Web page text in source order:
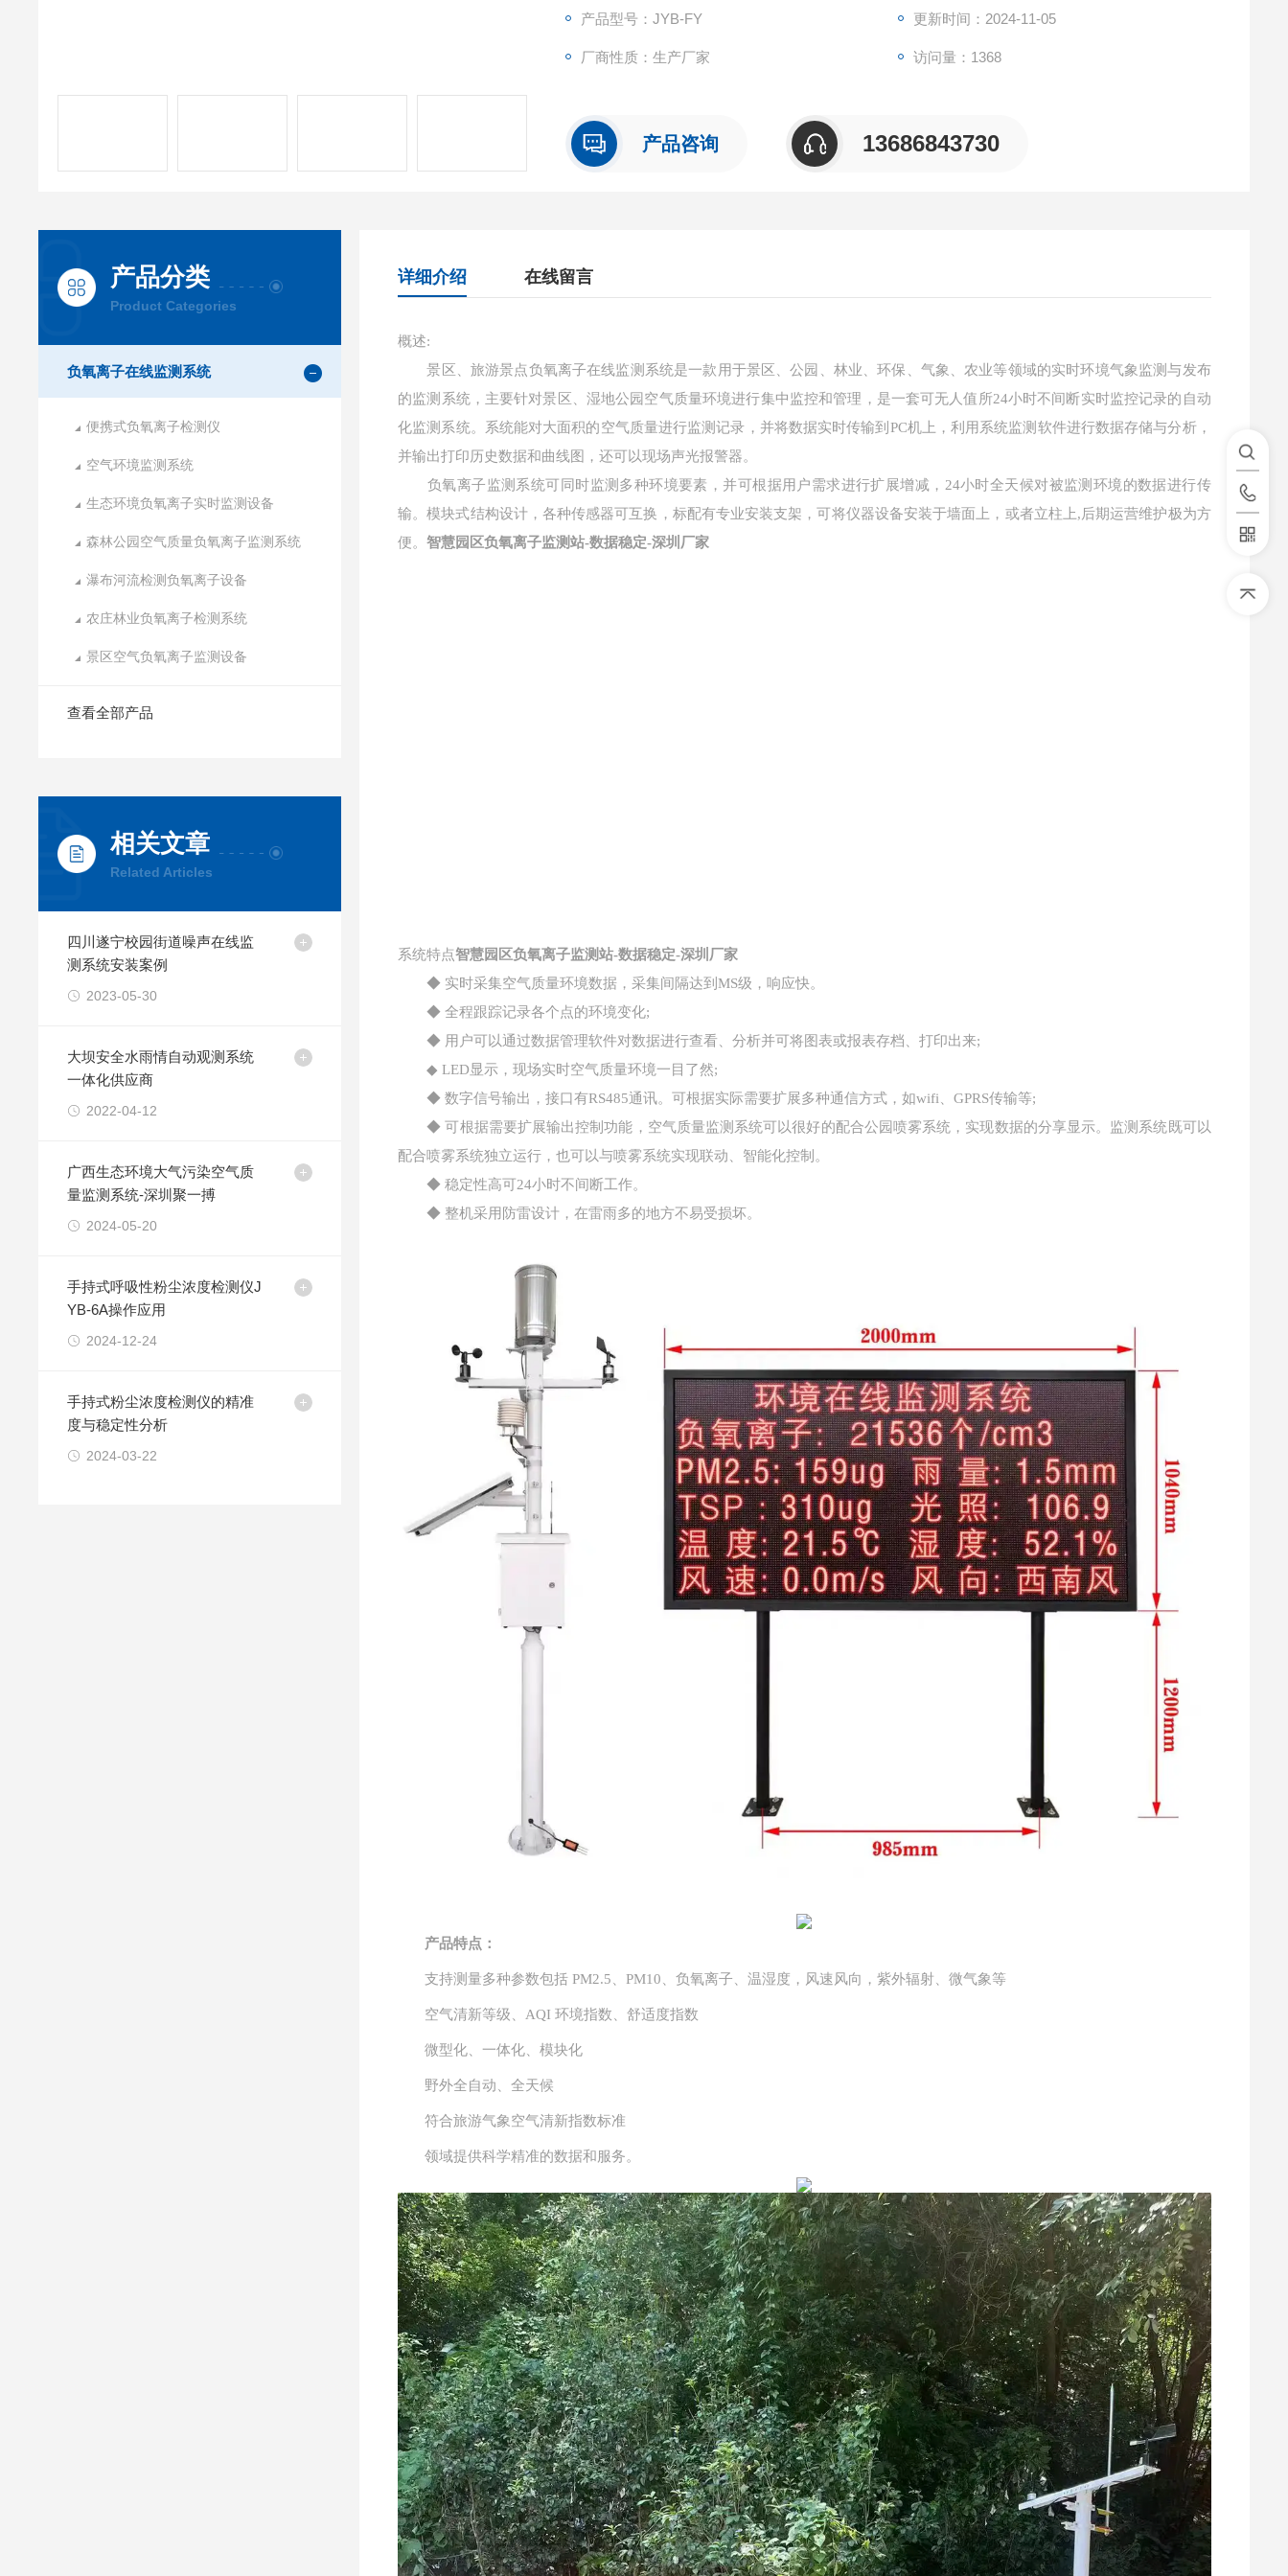
产品型号：JYB-FY 更新时间：2024-11-05
厂商性质：生产厂家 访问量：1368
产品咨询 13686843730
产品分类
Product Categories
负氧离子在线监测系统
便携式负氧离子检测仪
空气环境监测系统
生态环境负氧离子实时监测设备
森林公园空气质量负氧离子监测系统
瀑布河流检测负氧离子设备
农庄林业负氧离子检测系统
景区空气负氧离子监测设备
查看全部产品
相关文章
Related Articles
四川遂宁校园街道噪声在线监
测系统安装案例
2023-05-30
大坝安全水雨情自动观测系统
一体化供应商
2022-04-12
广西生态环境大气污染空气质
量监测系统-深圳聚一搏
2024-05-20
手持式呼吸性粉尘浓度检测仪J
YB-6A操作应用
2024-12-24
手持式粉尘浓度检测仪的精准
度与稳定性分析
2024-03-22
详细介绍 在线留言
概述:
景区、旅游景点负氧离子在线监测系统是一款用于景区、公园、林业、环保、气象、农业等领域的实时环境气象监测与发布
的监测系统，主要针对景区、湿地公园空气质量环境进行集中监控和管理，是一套可无人值所24小时不间断实时监控记录的自动
化监测系统。系统能对大面积的空气质量进行监测记录，并将数据实时传输到PC机上，利用系统监测软件进行数据存储与分析，
并输出打印历史数据和曲线图，还可以现场声光报警器。
负氧离子监测系统可同时监测多种环境要素，并可根据用户需求进行扩展增减， 24小时全天候对被监测环境的数据进行传
输。模块式结构设计，各种传感器可互换，标配有专业安装支架，可将仪器设备安装于墙面上，或者立柱上,后期运营维护极为方
便。智慧园区负氧离子监测站-数据稳定-深圳厂家
系统特点智慧园区负氧离子监测站-数据稳定-深圳厂家
◆ 实时采集空气质量环境数据，采集间隔达到MS级，响应快。
◆ 全程跟踪记录各个点的环境变化;
◆ 用户可以通过数据管理软件对数据进行查看、分析并可将图表或报表存档、打印出来;
◆ LED显示，现场实时空气质量环境一目了然;
◆ 数字信号输出，接口有RS485通讯。可根据实际需要扩展多种通信方式，如wifi、GPRS传输等;
◆ 可根据需要扩展输出控制功能，空气质量监测系统可以很好的配合公园喷雾系统，实现数据的分享显示。监测系统既可以
配合喷雾系统独立运行，也可以与喷雾系统实现联动、智能化控制。
◆ 稳定性高可24小时不间断工作。
◆ 整机采用防雷设计，在雷雨多的地方不易受损坏。
产品特点：
支持测量多种参数包括 PM2.5、PM10、负氧离子、温湿度，风速风向，紫外辐射、微气象等
空气清新等级、 AQI 环境指数、舒适度指数
微型化、一体化、模块化
野外全自动、全天候
符合旅游气象空气清新指数标准
领域提供科学精准的数据和服务。